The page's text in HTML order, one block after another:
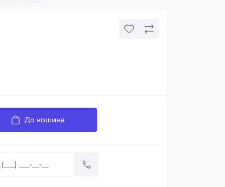
До кошика